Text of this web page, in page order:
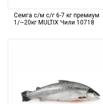
Семга с/м с/г 6-7 кг премиум
1/~20кг MULTIX Чили 10718